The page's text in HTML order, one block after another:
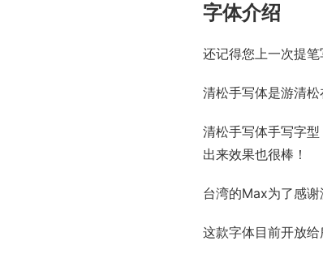
字体介绍
还记得您上一次提
清松手写体是游清
清松手写体手写字
出来效果也很棒！
台湾的Max为了感
这款字体目前开放